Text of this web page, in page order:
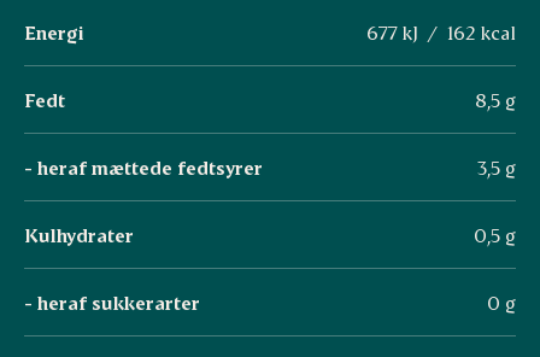
Energi 677 kJ / 162 kcal
Fedt 8,5 g
- heraf mættede fedtsyrer 3,5 g
Kulhydrater 0,5 g
- heraf sukkerarter 0 g